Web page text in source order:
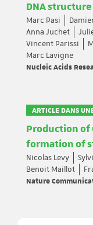
DNA
Marc Pasi
Anna Juchet
Vincent Parissi
Marc Lavigne
Nucleic Acids
ARTICLE DANS
Production
formation of
Nicolas Levy
Benoit Maillot
Nature